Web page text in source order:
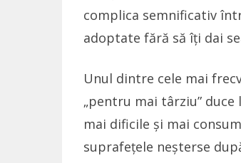
complica semnificativ
adoptate fără să îți dai
Unul dintre cele mai
„pentru mai târziu”
mai dificile și mai
suprafețele neșterse